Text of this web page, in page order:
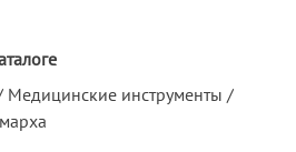
инструменты /